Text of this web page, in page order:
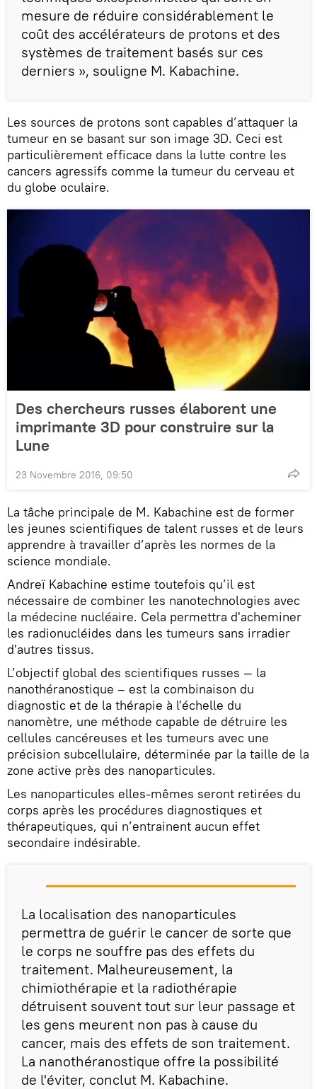
mesure de réduire considérablement le
coût des accélérateurs de protons et des
systèmes de traitement basés sur ces
derniers », souligne M. Kabachine.
Les sources de protons sont capables d’attaquer la
tumeur en se basant sur son image 3D. Ceci est
particulièrement efficace dans la lutte contre les
cancers agressifs comme la tumeur du cerveau et
du globe oculaire.
Des chercheurs russes élaborent une
imprimante 3D pour construire sur la
Lune
23 Novembre 2016, 09:50
La tâche principale de M. Kabachine est de former
les jeunes scientifiques de talent russes et de leurs
apprendre à travailler d’après les normes de la
science mondiale.
Andreï Kabachine estime toutefois qu’il est
nécessaire de combiner les nanotechnologies avec
la médecine nucléaire. Cela permettra d'acheminer
les radionucléides dans les tumeurs sans irradier
d'autres tissus.
L’objectif global des scientifiques russes — la
nanothéranostique – est la combinaison du
diagnostic et de la thérapie à l'échelle du
nanomètre, une méthode capable de détruire les
cellules cancéreuses et les tumeurs avec une
précision subcellulaire, déterminée par la taille de la
zone active près des nanoparticules.
Les nanoparticules elles-mêmes seront retirées du
corps après les procédures diagnostiques et
thérapeutiques, qui n’entrainent aucun effet
secondaire indésirable.
La localisation des nanoparticules
permettra de guérir le cancer de sorte que
le corps ne souffre pas des effets du
traitement. Malheureusement, la
chimiothérapie et la radiothérapie
détruisent souvent tout sur leur passage et
les gens meurent non pas à cause du
cancer, mais des effets de son traitement.
La nanothéranostique offre la possibilité
de l'éviter, conclut M. Kabachine.